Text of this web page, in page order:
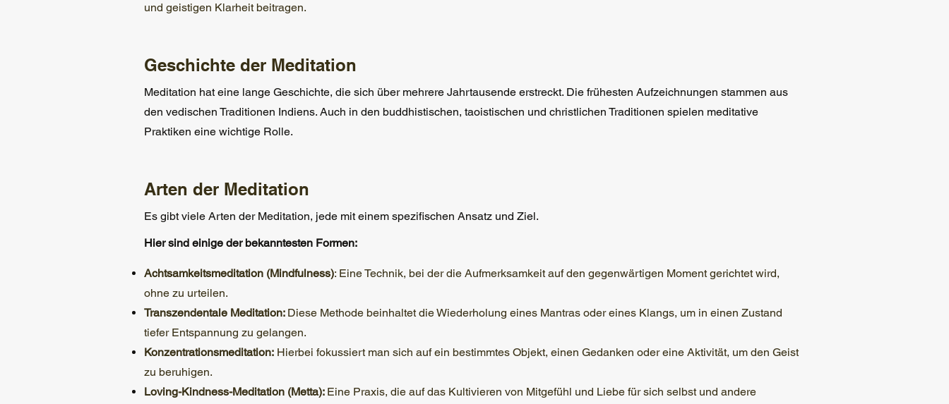
und geistigen Klarheit beitragen.
Geschichte der Meditation
Meditation hat eine lange Geschichte, die sich über mehrere Jahrtausende erstreckt. Die frühesten Aufzeichnungen stammen aus
den vedischen Traditionen Indiens. Auch in den buddhistischen, taoistischen und christlichen Traditionen spielen meditative
Praktiken eine wichtige Rolle.
Arten der Meditation
Es gibt viele Arten der Meditation, jede mit einem spezifischen Ansatz und Ziel.
Hier sind einige der bekanntesten Formen:
Achtsamkeitsmeditation (Mindfulness): Eine Technik, bei der die Aufmerksamkeit auf den gegenwärtigen Moment gerichtet wird,
ohne zu urteilen.
Transzendentale Meditation: Diese Methode beinhaltet die Wiederholung eines Mantras oder eines Klangs, um in einen Zustand
tiefer Entspannung zu gelangen.
Konzentrationsmeditation: Hierbei fokussiert man sich auf ein bestimmtes Objekt, einen Gedanken oder eine Aktivität, um den Geist
zu beruhigen.
Loving-Kindness-Meditation (Metta): Eine Praxis, die auf das Kultivieren von Mitgefühl und Liebe für sich selbst und andere